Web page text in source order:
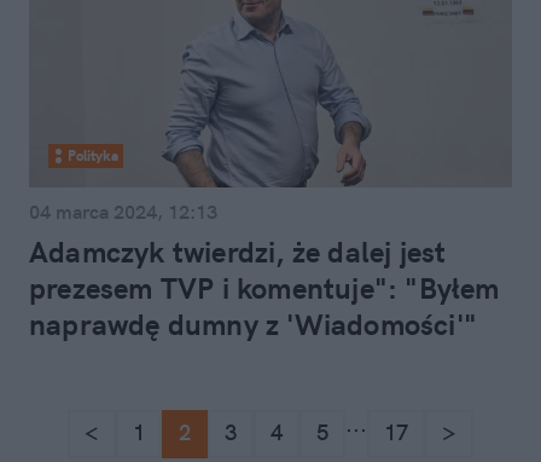
Polityka
04 marca 2024, 12:13
Adamczyk twierdzi, że dalej jest
prezesem TVP i komentuje": "Byłem
naprawdę dumny z 'Wiadomości'"
< 1 2 3 4 5 ... 17 >